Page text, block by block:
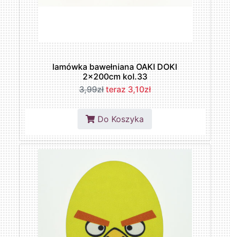
lamówka bawełniana OAKI DOKI
2x200cm kol.33
3,99zł teraz 3,10zł
Do Koszyka